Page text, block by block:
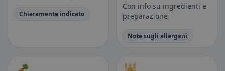
Chiaramente indicato
Con info su ingredienti e
preparazione
Note sugli allergeni